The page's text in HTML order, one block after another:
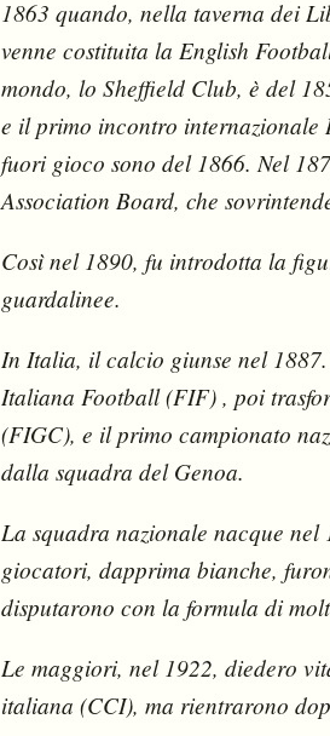
1863 quando, nella taverna dei
venne costituita la English
mondo, lo Sheffield Club, è del
e il primo incontro
fuori gioco sono del 1866. Nel
Association Board, che
Così nel 1890, fu introdotta la
guardalinee.
In Italia, il calcio giunse nel
Italiana Football (FIF) , poi
(FIGC), e il primo campionato
dalla squadra del Genoa.
La squadra nazionale nacque
giocatori, dapprima bianche,
disputarono con la formula di
Le maggiori, nel 1922, diedero
italiana (CCI), ma rientrarono